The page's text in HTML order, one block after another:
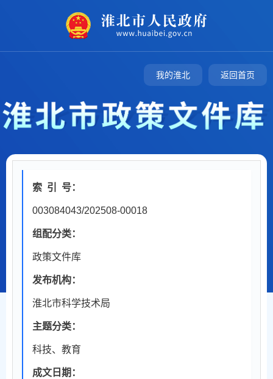
我的淮北 返回首页
索 引 号：
003084043/202508-00018
组配分类：
政策文件库
发布机构：
淮北市科学技术局
主题分类：
科技、教育
成文日期：